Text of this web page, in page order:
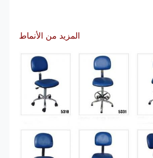
المزيد من الأنماط